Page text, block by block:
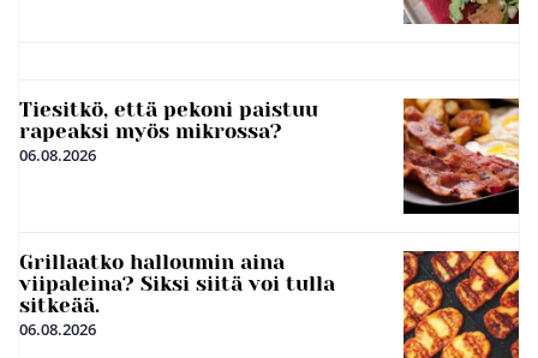
Tiesitkö, että pekoni paistuu
rapeaksi myös mikrossa?
06.08.2026
Grillaatko halloumin aina
viipaleina? Siksi siitä voi tulla
sitkeää.
06.08.2026